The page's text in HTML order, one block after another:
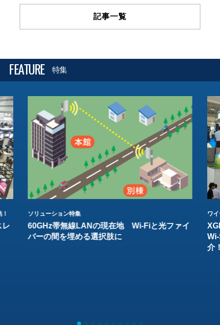
記事一覧
FEATURE 特集
レ
ソリューション特集
60GHz帯無線LANの現在地 Wi-Fiと光ファイ
バーの間を埋める選択肢に
ワ
介